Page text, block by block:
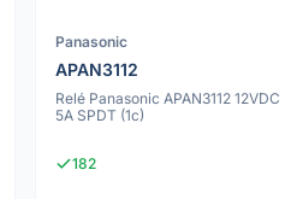
Panasonic
APAN3112
Relé Panasonic APAN3112 12VDC
5A SPDT (1c)
182